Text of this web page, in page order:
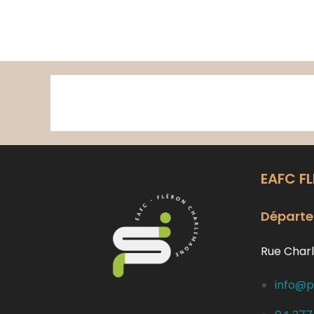
EAFC
Rue